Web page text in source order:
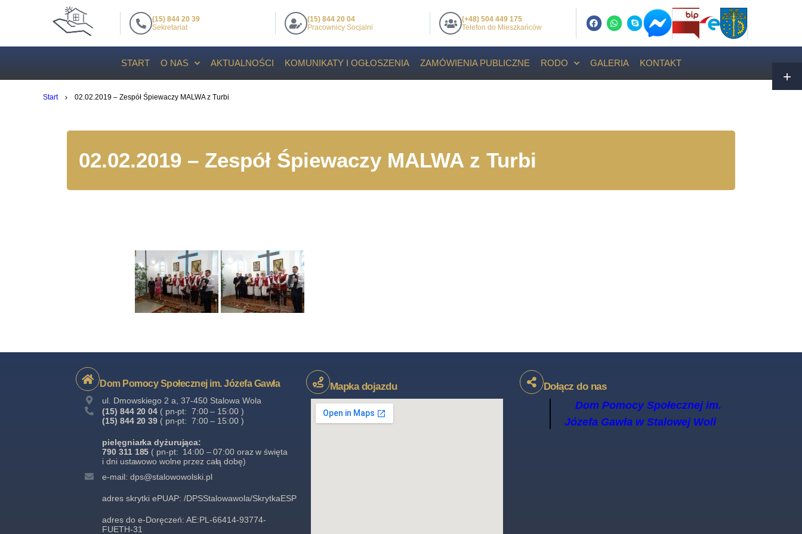
(15) 844 20 39
Sekretariat
(15) 844 20 04
Pracownicy Socjalni
(+48) 504 449 175
Telefon do Mieszkańców
START O NAS AKTUALNOŚCI KOMUNIKATY I OGŁOSZENIA ZAMÓWIENIA PUBLICZNE RODO GALERIA KONTAKT
Start 02.02.2019 – Zespół Śpiewaczy MALWA z Turbi
02.02.2019 – Zespół Śpiewaczy MALWA z Turbi
Dom Pomocy Społecznej im. Józefa Gawła
ul. Dmowskiego 2 a, 37-450 Stalowa Wola
(15) 844 20 04 ( pn-pt: 7:00 – 15:00 )
(15) 844 20 39 ( pn-pt: 7:00 – 15:00 )
pielęgniarka dyżurująca:
790 311 185 ( pn-pt: 14:00 – 07:00 oraz w święta
i dni ustawowo wolne przez całą dobę)
e-mail: dps@stalowowolski.pl
adres skrytki ePUAP: /DPSStalowawola/SkrytkaESP
adres do e-Doręczeń: AE:PL-66414-93774-
FUETH-31
Mapka dojazdu Dołącz do nas
Dom Pomocy Społecznej im.
Józefa Gawła w Stalowej Woli